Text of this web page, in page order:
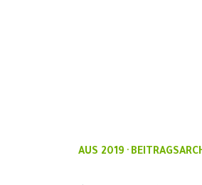
AUS 2019 ·